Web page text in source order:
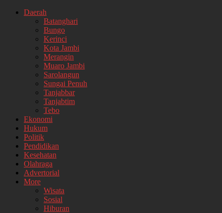
Daerah
Batanghari
Bungo
Kerinci
Kota Jambi
Merangin
Muaro Jambi
Sarolangun
Sungai Penuh
Tanjabbar
Tanjabtim
Tebo
Ekonomi
Hukum
Politik
Pendidikan
Kesehatan
Olahraga
Advertorial
More
Wisata
Sosial
Hiburan